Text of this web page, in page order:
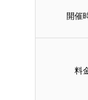
開催
料